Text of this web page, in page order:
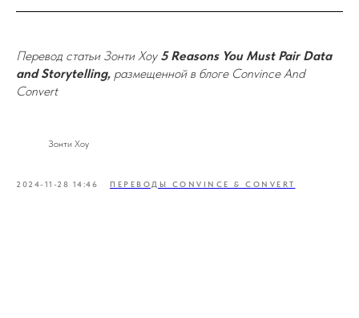
Перевод статьи Зонти Хоу 5 Reasons You Must Pair Data
and Storytelling, размещенной в блоге Convince And
Convert
Зонти Хоу
2024-11-28 14:46 ПЕРЕВОДЫ CONVINCE & CONVERT